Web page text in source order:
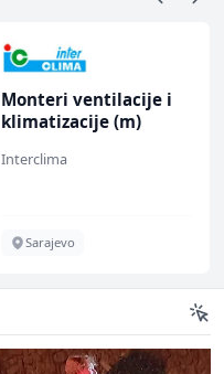
Monteri ventilacije i
klimatizacije (m)
Interclima
Sarajevo